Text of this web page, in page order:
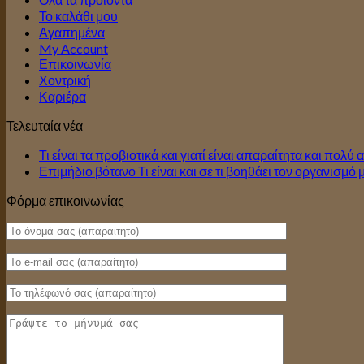
Το καλάθι μου
Αγαπημένα
My Account
Επικοινωνία
Χοντρική
Καριέρα
Τελευταία νέα
Τι είναι τα προβιοτικά και γιατί είναι απαραίτητα και
Επιμήδιο βότανο Τι είναι και σε τι βοηθάει τον οργανισμό
Φόρμα επικοινωνίας